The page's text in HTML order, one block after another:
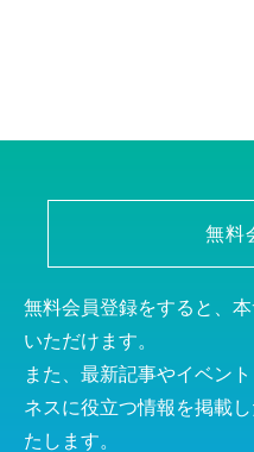
無料
無料会員登録をすると、
いただけます。
また、最新記事やイベン
ネスに役立つ情報を掲載
たします。